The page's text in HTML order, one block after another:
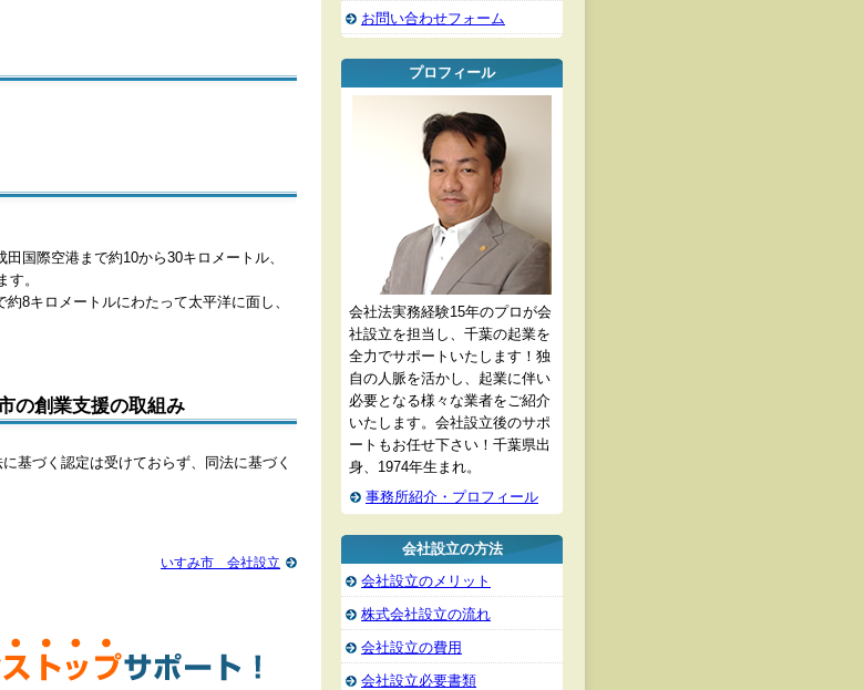
国際空港まで約10から30キロメートル、
。
8キロメートルにわたって太平洋に面し、
の創業支援の取組み
基づく認定は受けておらず、同法に基づく
いすみ市 会社設立
お問い合わせフォーム
プロフィール
会社法実務経験15年のプロが会
社設立を担当し、千葉の起業を
全力でサポートいたします！独
自の人脈を活かし、起業に伴い
必要となる様々な業者をご紹介
いたします。会社設立後のサポ
ートもお任せ下さい！千葉県出
身、1974年生まれ。
事務所紹介・プロフィール
会社設立の方法
会社設立のメリット
株式会社設立の流れ
会社設立の費用
会社設立必要書類